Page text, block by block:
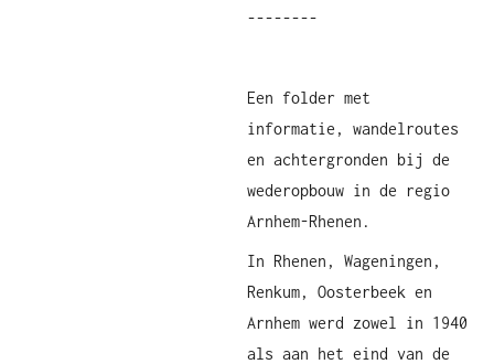
--------
Een folder met
informatie, wandelroutes
en achtergronden bij de
wederopbouw in de regio
Arnhem-Rhenen.
In Rhenen, Wageningen,
Renkum, Oosterbeek en
Arnhem werd zowel in 1940
als aan het eind van de